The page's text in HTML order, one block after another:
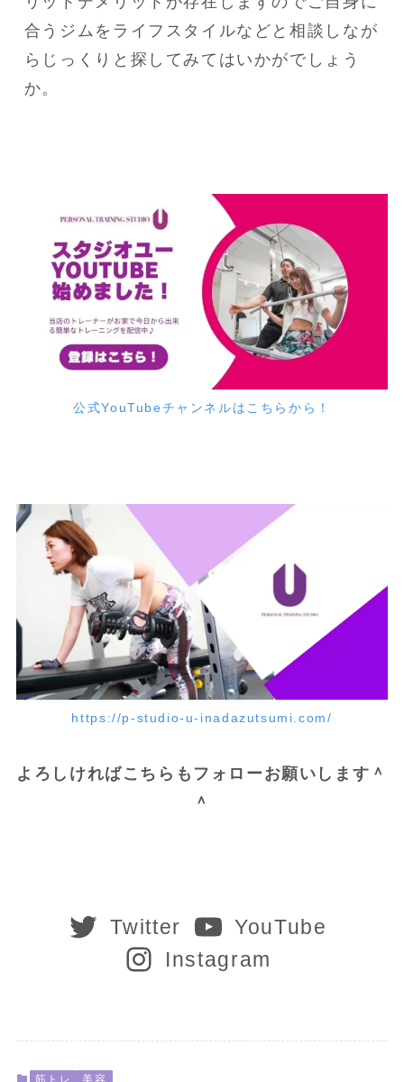
合うジムをライフスタイルなどと相談しなが
らじっくりと探してみてはいかがでしょう
か。
公式YouTubeチャンネルはこちらから！
https://p-studio-u-inadazutsumi.com/
よろしければこちらもフォローお願いします＾
＾
Twitter
YouTube
Instagram
筋トレ 美容